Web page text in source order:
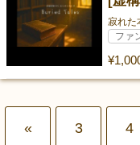
寂れた
ファ
« 3 4